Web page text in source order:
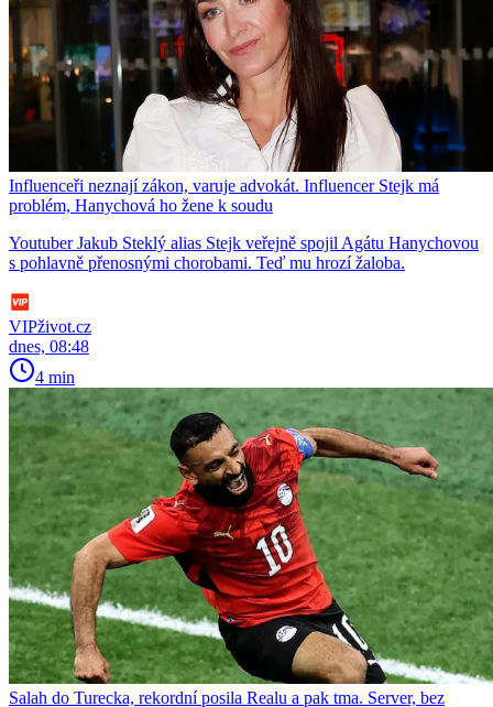
Influenceři neznají zákon, varuje advokát. Influencer Stejk má
problém, Hanychová ho žene k soudu
Youtuber Jakub Steklý alias Stejk veřejně spojil Agátu Hanychovou
s pohlavně přenosnými chorobami. Teď mu hrozí žaloba.
VIPživot.cz
dnes, 08:48
4 min
Salah do Turecka, rekordní posila Realu a pak tma. Server, bez